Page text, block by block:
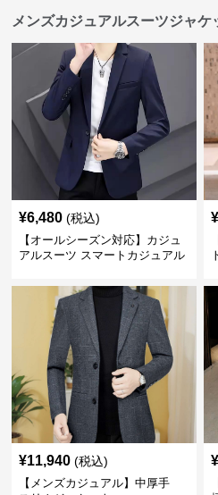
メンズカジュアルスーツジャケ
¥6,480 (税込)
【オールシーズン対応】カジュ
アルスーツ スマートカジュアル
¥
¥11,940 (税込)
【メンズカジュアル】中厚手
¥